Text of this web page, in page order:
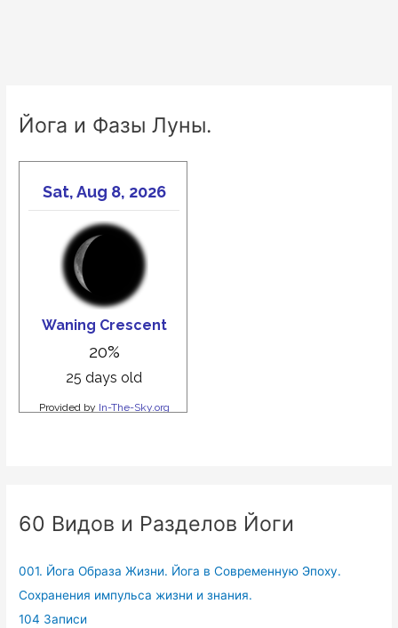
Йога и Фазы Луны.
60 Видов и Разделов Йоги
001. Йога Образа Жизни. Йога в Современную Эпоху.
Сохранения импульса жизни и знания.
104 Записи